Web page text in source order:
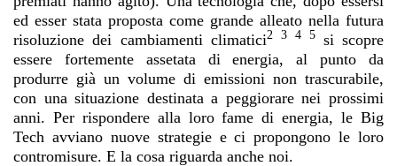
ed esser stata proposta come grande alleato nella futura
risoluzione dei cambiamenti climatici2 3 4 5si scopre
essere fortemente assetata di energia, al punto da
produrre già un volume di emissioni non trascurabile,
con una situazione destinata a peggiorare nei prossimi
anni. Per rispondere alla loro fame di energia, le Big
Tech avviano nuove strategie e ci propongono le loro
contromisure. E la cosa riguarda anche noi.